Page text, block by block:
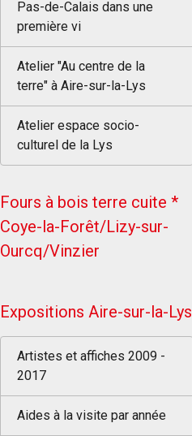
Pas-de-Calais dans une
première vi
Atelier "Au centre de la
terre" à Aire-sur-la-Lys
Atelier espace socio-
culturel de la Lys
Fours à bois terre cuite *
Coye-la-Forêt/Lizy-sur-
Ourcq/Vinzier
Expositions Aire-sur-la-Lys
Artistes et affiches 2009 -
2017
Aides à la visite par année